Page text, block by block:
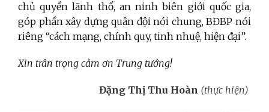
chủ quyền lãnh thổ, an ninh biên giới quốc gia,
góp phần xây dựng quân đội nói chung, BĐBP nói
riêng “cách mạng, chính quy, tinh nhuệ, hiện đại”.
Xin trân trọng cảm ơn Trung tướng!
Đặng Thị Thu Hoàn (thực hiện)